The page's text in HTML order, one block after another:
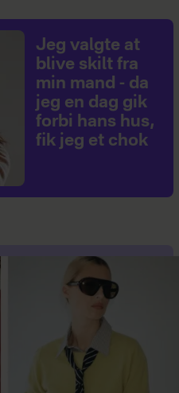
Jeg valgte at
blive skilt fra
min mand - da
jeg en dag gik
forbi hans hus,
fik jeg et chok